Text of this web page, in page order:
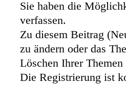
Sie haben die
verfassen.
Zu diesem Beitrag
zu ändern oder das
Löschen Ihrer
Die Registrierung ist